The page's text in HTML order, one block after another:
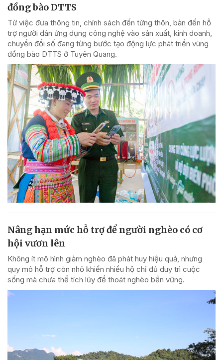
đồng bào DTTS
Từ việc đưa thông tin, chính sách đến từng thôn, bản đến hỗ
trợ người dân ứng dụng công nghệ vào sản xuất, kinh doanh,
chuyển đổi số đang từng bước tạo động lực phát triển vùng
đồng bào DTTS ở Tuyên Quang.
Nâng hạn mức hỗ trợ để người nghèo có cơ
hội vươn lên
Không ít mô hình giảm nghèo đã phát huy hiệu quả, nhưng
quy mô hỗ trợ còn nhỏ khiến nhiều hộ chỉ đủ duy trì cuộc
sống mà chưa thể tích lũy để thoát nghèo bền vững.